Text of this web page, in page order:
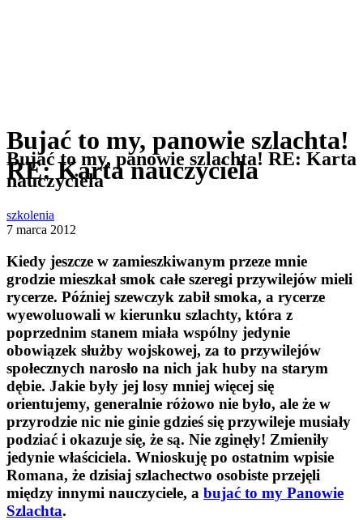
Bujać to my, panowie szlachta!
RE: Karta nauczyciela
Bujać to my, panowie szlachta! RE: Karta
nauczyciela
szkolenia
7 marca 2012
Kiedy jeszcze w zamieszkiwanym przeze mnie
grodzie mieszkał smok całe szeregi przywilejów mieli
rycerze. Później szewczyk zabił smoka, a rycerze
wyewoluowali w kierunku szlachty, która z
poprzednim stanem miała wspólny jedynie
obowiązek służby wojskowej, za to przywilejów
społecznych narosło na nich jak huby na starym
dębie. Jakie były jej losy mniej więcej się
orientujemy, generalnie różowo nie było, ale że w
przyrodzie nic nie ginie gdzieś się przywileje musiały
podziać i okazuje się, że są. Nie zginęły! Zmieniły
jedynie właściciela. Wnioskuję po ostatnim wpisie
Romana, że dzisiaj szlachectwo osobiste przejęli
między innymi nauczyciele, a bujać to my Panowie
Szlachta.